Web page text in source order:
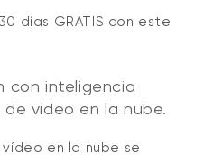
días GRATIS con este
con inteligencia
video en la nube.
en la nube se